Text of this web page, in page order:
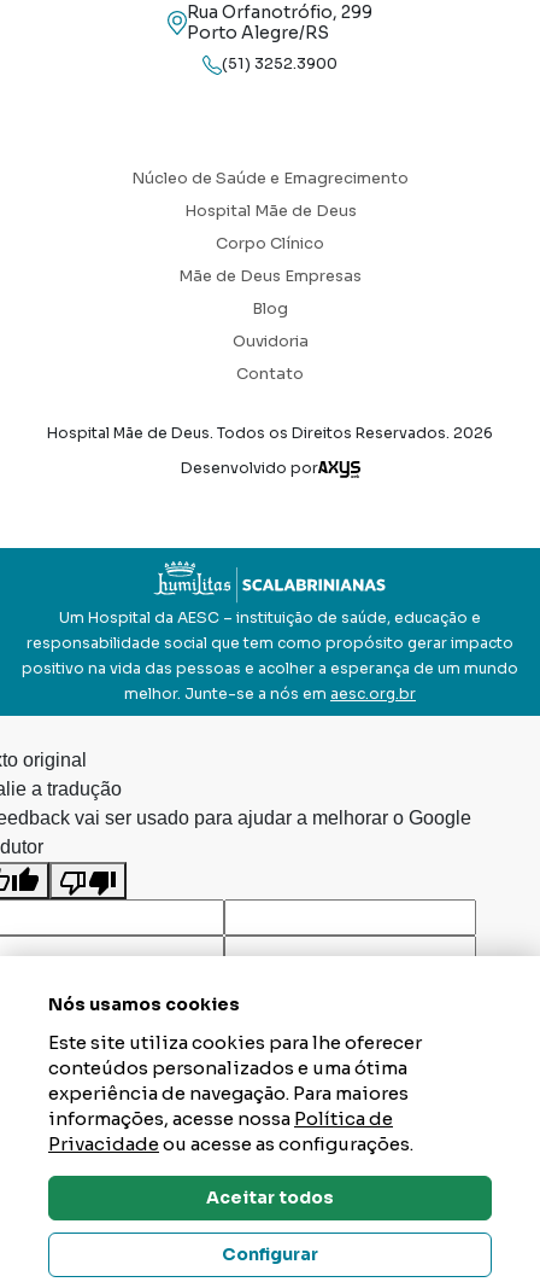
Rua Orfanotrófio, 299
Porto Alegre/RS
(51) 3252.3900
Núcleo de Saúde e Emagrecimento
Hospital Mãe de Deus
Corpo Clínico
Mãe de Deus Empresas
Blog
Ouvidoria
Contato
Hospital Mãe de Deus. Todos os Direitos Reservados. 2026
Desenvolvido por
Axysweb
Um Hospital da AESC – instituição de saúde, educação e
responsabilidade social que tem como propósito gerar impacto
positivo na vida das pessoas e acolher a esperança de um mundo
melhor. Junte-se a nós em aesc.org.br
Dúvidas? Tire Aqui
Nós usamos cookies
Este site utiliza cookies para lhe oferecer
conteúdos personalizados e uma ótima
experiência de navegação. Para maiores
informações, acesse nossa Política de
Privacidadeou acesse as configurações.
Aceitar todos
Configurar
original
a tradução
vai ser usado para ajudar a melhorar o Google